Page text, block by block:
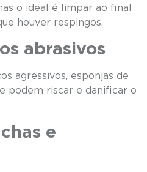
o ideal é limpar ao final
houver respingos.
abrasivos
agressivos, esponjas de
podem riscar e danificar o
e